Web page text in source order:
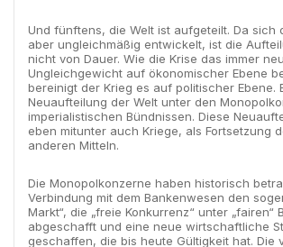
Und fünftens, die Welt ist aufgeteilt. Da sich
aber ungleichmäßig entwickelt, ist die
nicht von Dauer. Wie die Krise das immer
Ungleichgewicht auf ökonomischer Ebene
bereinigt der Krieg es auf politischer Ebene.
Neuaufteilung der Welt unter den
imperialistischen Bündnissen. Diese
eben mitunter auch Kriege, als Fortsetzung
anderen Mitteln.
Die Monopolkonzerne haben historisch
Verbindung mit dem Bankenwesen den
Markt“, die „freie Konkurrenz“ unter „fairen“
abgeschafft und eine neue wirtschaftliche
geschaffen, die bis heute Gültigkeit hat. Die